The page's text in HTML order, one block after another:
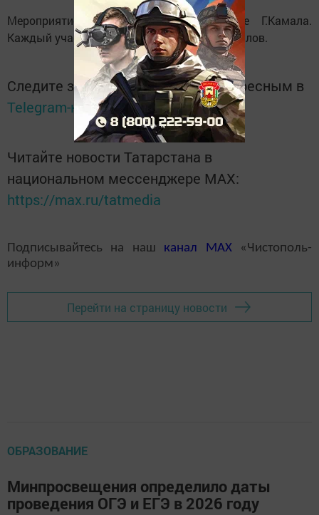
Мероприятие пройдет в Новом театре Г.Камала.
Каждый участник получит сборник материалов.
Следите за самым важным и интересным в
Telegram-канале Татмедиа
Читайте новости Татарстана в
национальном мессенджере MАХ:
https://max.ru/tatmedia
Подписывайтесь на наш канал MAX«Чистополь-
информ»
Перейти на страницу новости
ОБРАЗОВАНИЕ
Минпросвещения определило даты
проведения ОГЭ и ЕГЭ в 2026 году